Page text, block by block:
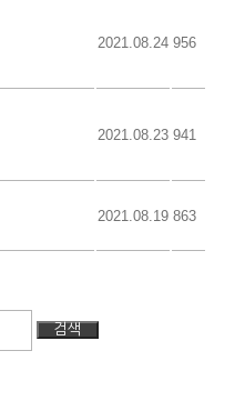
2021.08.24 956
2021.08.23 941
2021.08.19 863
검색